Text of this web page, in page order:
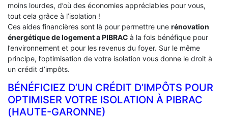
moins lourdes, d’où des économies appréciables pour vous,
tout cela grâce à l’isolation !
Ces aides financières sont là pour permettre une rénovation
énergétique de logement aPIBRAC à la fois bénéfique pour
l’environnement et pour les revenus du foyer. Sur le même
principe, l’optimisation de votre isolation vous donne le droit à
un crédit d’impôts.
BÉNÉFICIEZ D’UN CRÉDIT D’IMPÔTS POUR
OPTIMISER VOTRE ISOLATION À ‎PIBRAC
(HAUTE-GARONNE)